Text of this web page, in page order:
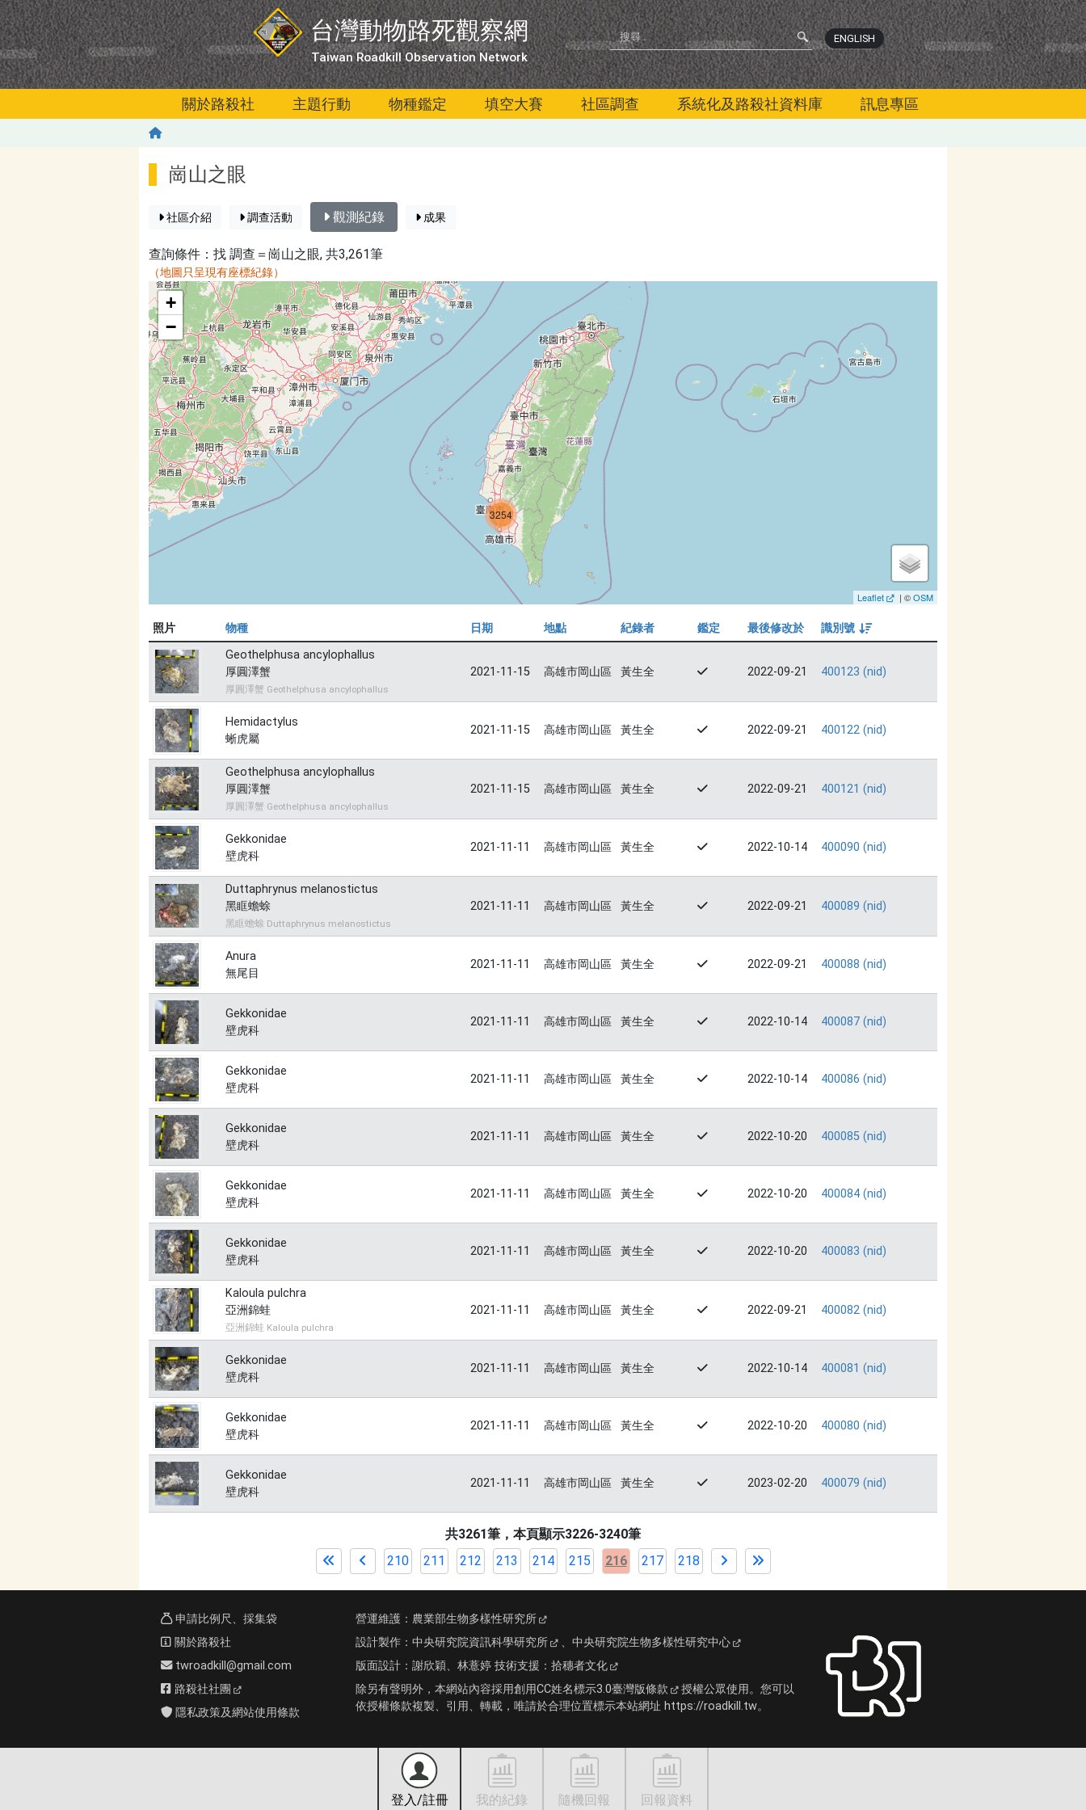
移至主內容
台灣動物路死觀察網
Taiwan Roadkill Observation Network
ENGLISH
關於路殺社 主題行動 物種鑑定 填空大賽 社區調查 系統化及路殺社資料庫 訊息專區
崗山之眼
社區介紹 調查活動 觀測紀錄 成果
查詢條件：找 調查＝崗山之眼, 共3,261筆
（地圖只呈現有座標紀錄）
map
3254
+
−
Leaflet | ©OSM
照片 物種 日期 地點 紀錄者 鑑定 最後修改於
識別號
由大到小
Geothelphusa ancylophallus
厚圓澤蟹
厚圓澤蟹 Geothelphusa ancylophallus
2021-11-15 高雄市岡山區 黃生全 2022-09-21 400123 (nid)
Hemidactylus
蜥虎屬
2021-11-15 高雄市岡山區 黃生全 2022-09-21 400122 (nid)
Geothelphusa ancylophallus
厚圓澤蟹
厚圓澤蟹 Geothelphusa ancylophallus
2021-11-15 高雄市岡山區 黃生全 2022-09-21 400121 (nid)
Gekkonidae
壁虎科
2021-11-11 高雄市岡山區 黃生全 2022-10-14 400090 (nid)
Duttaphrynus melanostictus
黑眶蟾蜍
黑眶蟾蜍 Duttaphrynus melanostictus
2021-11-11 高雄市岡山區 黃生全 2022-09-21 400089 (nid)
Anura
無尾目
2021-11-11 高雄市岡山區 黃生全 2022-09-21 400088 (nid)
Gekkonidae
壁虎科
2021-11-11 高雄市岡山區 黃生全 2022-10-14 400087 (nid)
Gekkonidae
壁虎科
2021-11-11 高雄市岡山區 黃生全 2022-10-14 400086 (nid)
Gekkonidae
壁虎科
2021-11-11 高雄市岡山區 黃生全 2022-10-20 400085 (nid)
Gekkonidae
壁虎科
2021-11-11 高雄市岡山區 黃生全 2022-10-20 400084 (nid)
Gekkonidae
壁虎科
2021-11-11 高雄市岡山區 黃生全 2022-10-20 400083 (nid)
Kaloula pulchra
亞洲錦蛙
亞洲錦蛙 Kaloula pulchra
2021-11-11 高雄市岡山區 黃生全 2022-09-21 400082 (nid)
Gekkonidae
壁虎科
2021-11-11 高雄市岡山區 黃生全 2022-10-14 400081 (nid)
Gekkonidae
壁虎科
2021-11-11 高雄市岡山區 黃生全 2022-10-20 400080 (nid)
Gekkonidae
壁虎科
2021-11-11 高雄市岡山區 黃生全 2023-02-20 400079 (nid)
共3261筆，本頁顯示3226-3240筆
210
211 212 213 214 215 216 217 218
登入/註冊 我的紀錄 隨機回報 回報資料
申請比例尺、採集袋
關於路殺社
twroadkill@gmail.com
路殺社社團
隱私政策及網站使用條款
營運維護： 農業部生物多樣性研究所
設計製作： 中央研究院資訊科學研究所 、 中央研究院生物多樣性研究中心
版面設計： 謝欣穎、林薏婷 技術支援： 拾穗者文化
除另有聲明外，本網站內容採用創用CC姓名標示3.0臺灣版條款
授權公眾使用。您可以
依授權條款複製、引用、轉載，唯請於合理位置標示本站網址 https://roadkill.tw。